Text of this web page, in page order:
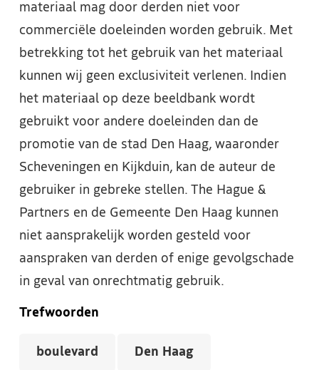
materiaal mag door derden niet voor
commerciële doeleinden worden gebruik. Met
betrekking tot het gebruik van het materiaal
kunnen wij geen exclusiviteit verlenen. Indien
het materiaal op deze beeldbank wordt
gebruikt voor andere doeleinden dan de
promotie van de stad Den Haag, waaronder
Scheveningen en Kijkduin, kan de auteur de
gebruiker in gebreke stellen. The Hague &
Partners en de Gemeente Den Haag kunnen
niet aansprakelijk worden gesteld voor
aanspraken van derden of enige gevolgschade
in geval van onrechtmatig gebruik.
Trefwoorden
boulevard Den Haag